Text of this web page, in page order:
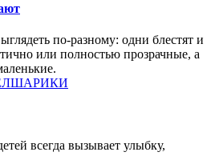
по-разному: одни блестят и
или полностью прозрачные, а
всегда вызывает улыбку,